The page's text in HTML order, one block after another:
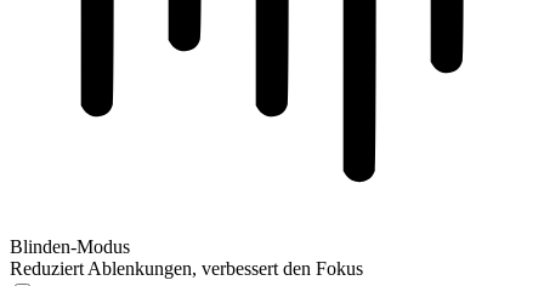
Blinden-Modus
Reduziert Ablenkungen, verbessert den Fokus